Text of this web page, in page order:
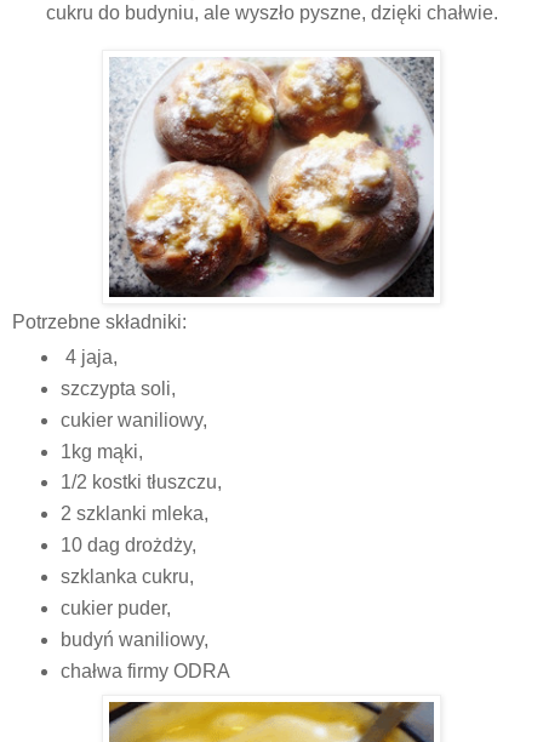
cukru do budyniu, ale wyszło pyszne, dzięki chałwie.
Potrzebne składniki:
4 jaja,
szczypta soli,
cukier waniliowy,
1kg mąki,
1/2 kostki tłuszczu,
2 szklanki mleka,
10 dag drożdży,
szklanka cukru,
cukier puder,
budyń waniliowy,
chałwa firmy ODRA